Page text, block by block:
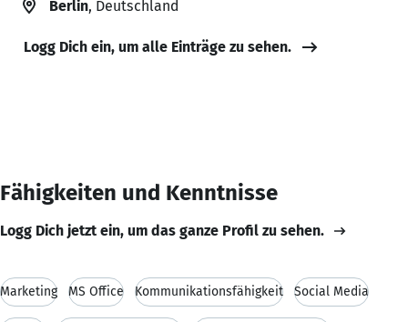
Berlin, Deutschland
Logg Dich ein, um alle Einträge zu sehen.
Fähigkeiten und Kenntnisse
Logg Dich jetzt ein, um das ganze Profil zu sehen.
Marketing MS Office Kommunikationsfähigkeit Social Media